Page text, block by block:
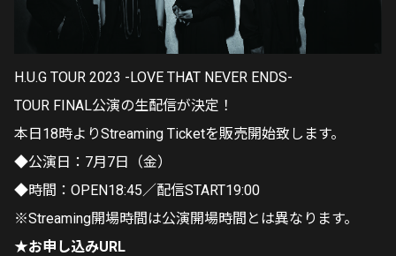
H.U.G TOUR 2023 -LOVE THAT NEVER ENDS-
TOUR FINAL公演の生配信が決定！
本日18時よりStreaming Ticketを販売開始致します。
◆公演日：7月7日（金）
◆時間：OPEN18:45／配信START19:00
※Streaming開場時間は公演開場時間とは異なります。
★お申し込みURL